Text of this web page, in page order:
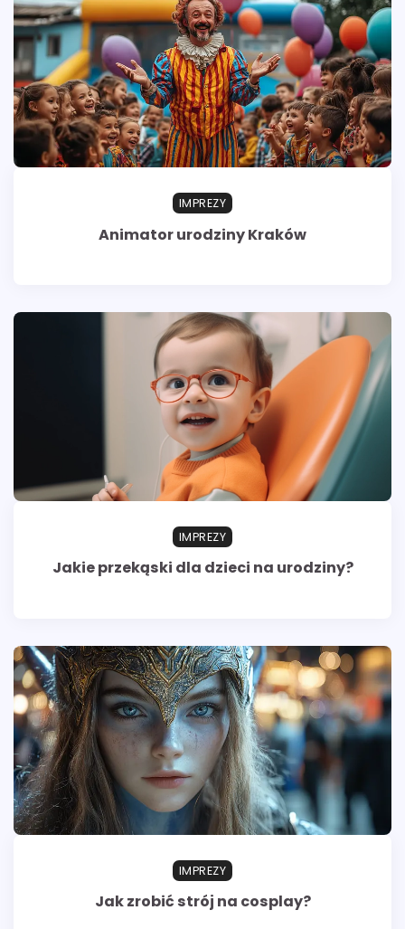
IMPREZY
Animator urodziny Kraków
IMPREZY
Jakie przekąski dla dzieci na urodziny?
IMPREZY
Jak zrobić strój na cosplay?